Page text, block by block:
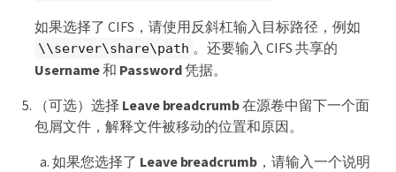
如果选择了 CIFS，请使用反斜杠输入目标路径，例如
\\server\share\path 。还要输入 CIFS 共享的
Username和 Password凭据。
（可选）选择 Leave breadcrumb在源卷中留下一个面
包屑文件，解释文件被移动的位置和原因。
如果您选择了 Leave breadcrumb，请输入一个说明